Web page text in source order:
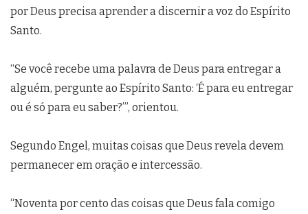
por Deus precisa aprender a discernir a voz do Espírito
Santo.
“Se você recebe uma palavra de Deus para entregar a
alguém, pergunte ao Espírito Santo: ‘É para eu entregar
ou é só para eu saber?’”, orientou.
Segundo Engel, muitas coisas que Deus revela devem
permanecer em oração e intercessão.
“Noventa por cento das coisas que Deus fala comigo